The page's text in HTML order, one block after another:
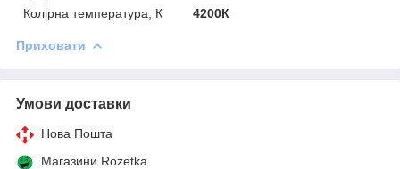
Колірна температура, К
4200К
Приховати
Умови доставки
Нова Пошта
Магазини Rozetka